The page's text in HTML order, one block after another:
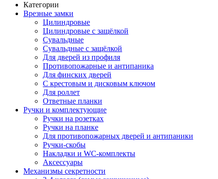
Категории
Врезные замки
Цилиндровые
Цилиндровые с защёлкой
Сувальдные
Сувальдные с защёлкой
Для дверей из профиля
Противопожарные и антипаника
Для финских дверей
С крестовым и дисковым ключом
Для роллет
Ответные планки
Ручки и комплектующие
Ручки на розетках
Ручки на планке
Для противопожарных дверей и антипаники
Ручки-скобы
Накладки и WC-комплекты
Аксессуары
Механизмы секретности